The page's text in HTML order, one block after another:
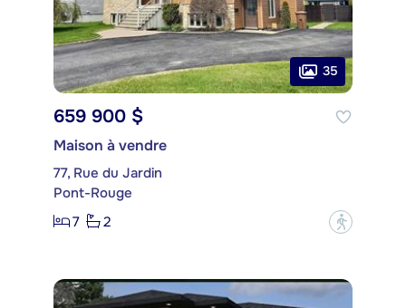
35
659 900 $
Maison à vendre
77, Rue du Jardin
Pont-Rouge
7
2 ?